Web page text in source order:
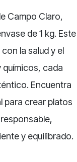
Campo Claro,
de 1 kg. Este
la salud y el
químicos, cada
Encuentra
para crear platos
y equilibrado.